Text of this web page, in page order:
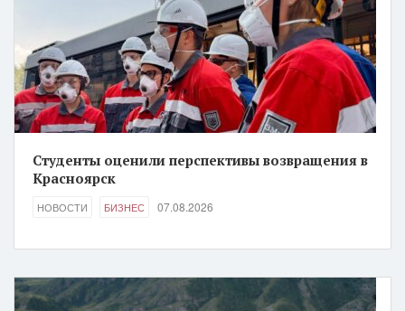
Студенты оценили перспективы возвращения в
Красноярск
НОВОСТИ БИЗНЕС 07.08.2026